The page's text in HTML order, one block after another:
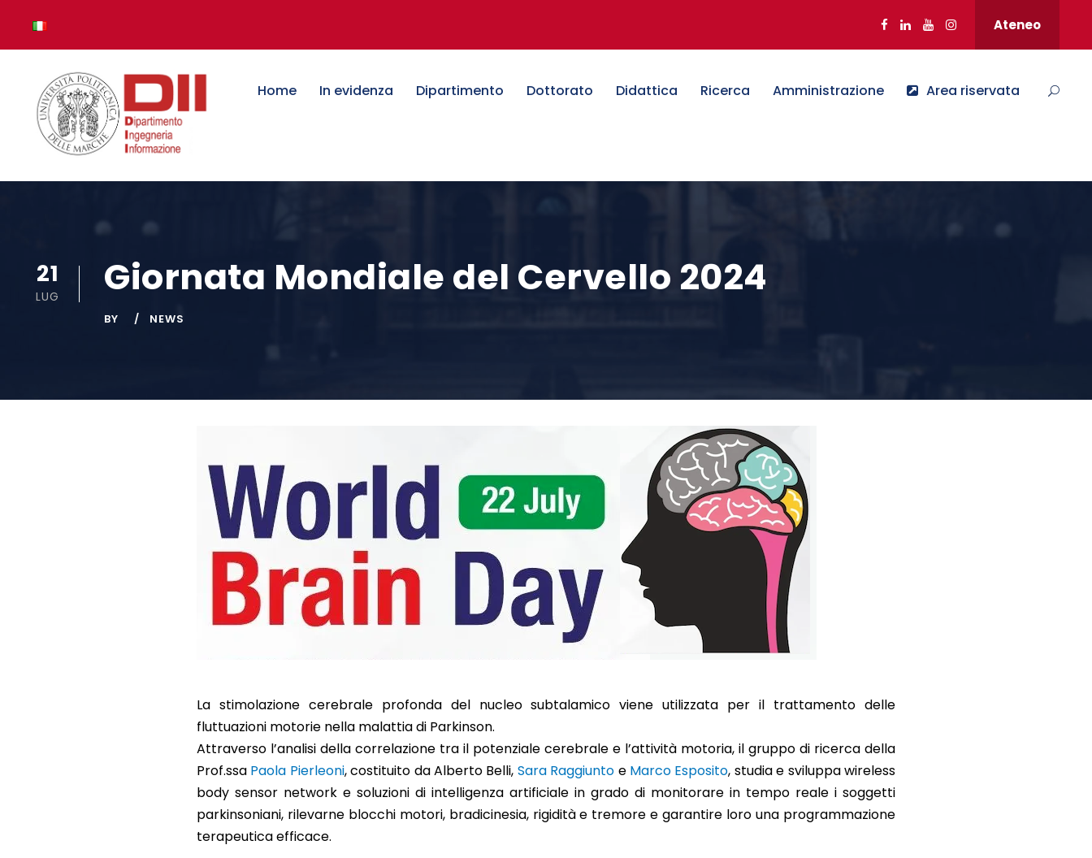
Ateneo
Home In evidenza Dipartimento Dottorato Didattica Ricerca Amministrazione Area riservata
21
LUG Giornata Mondiale del Cervello 2024
BY NEWS
La stimolazione cerebrale profonda del nucleo subtalamico viene utilizzata per il trattamento delle
fluttuazioni motorie nella malattia di Parkinson.
Attraverso l’analisi della correlazione tra il potenziale cerebrale e l’attività motoria, il gruppo di ricerca della
Prof.ssa Paola Pierleoni, costituito da Alberto Belli, Sara Raggiunto e Marco Esposito, studia e sviluppa wireless
body sensor network e soluzioni di intelligenza artificiale in grado di monitorare in tempo reale i soggetti
parkinsoniani, rilevarne blocchi motori, bradicinesia, rigidità e tremore e garantire loro una programmazione
terapeutica efficace.